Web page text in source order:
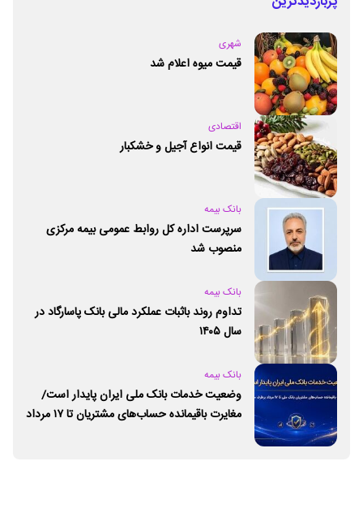
شهری
قیمت میوه اعلام شد
اقتصادی
قیمت انواع آجیل و خشکبار
بانک بیمه
سرپرست اداره کل روابط عمومی بیمه مرکزی
منصوب شد
بانک بیمه
تداوم روند باثبات عملکرد مالی بانک پاسارگاد در
سال ۱۴۰۵
بانک بیمه
وضعیت خدمات بانک ملی ایران پایدار است/
مغایرت‌ باقیمانده حساب‌های مشتریان تا ۱۷ مرداد